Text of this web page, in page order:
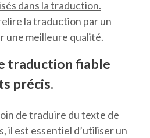
dans la traduction.
la traduction par un
une meilleure qualité.
traduction fiable
précis.
de traduire du texte de
il est essentiel d’utiliser un